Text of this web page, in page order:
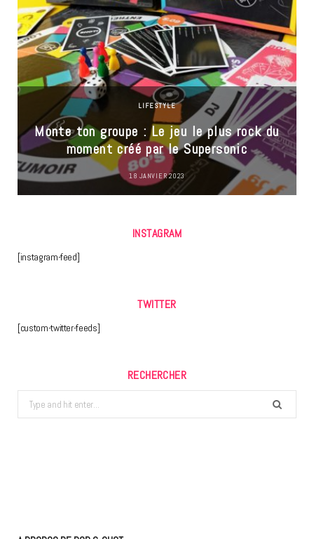
LIFESTYLE
Monte ton groupe : Le jeu le plus rock du
moment créé par le Supersonic
18 JANVIER 2023
INSTAGRAM
[instagram-feed]
TWITTER
[custom-twitter-feeds]
RECHERCHER
Search
for: